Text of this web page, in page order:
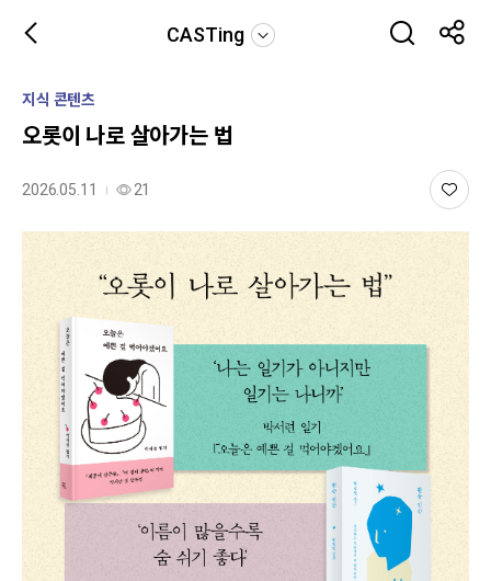
CASTing
지식 콘텐츠
오롯이 나로 살아가는 법
2026.05.11 21